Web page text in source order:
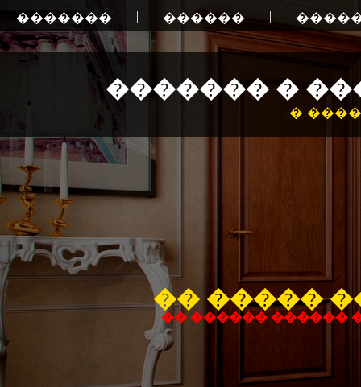
������� | ������ |
������� �
�
�� �����
�� ������ ������